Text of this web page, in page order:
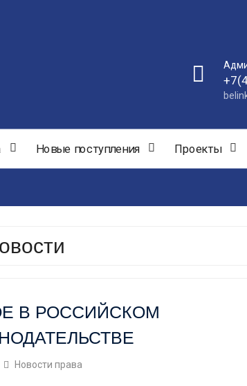
Новые поступления Проекты
В РОССИЙСКОМ
Новости права